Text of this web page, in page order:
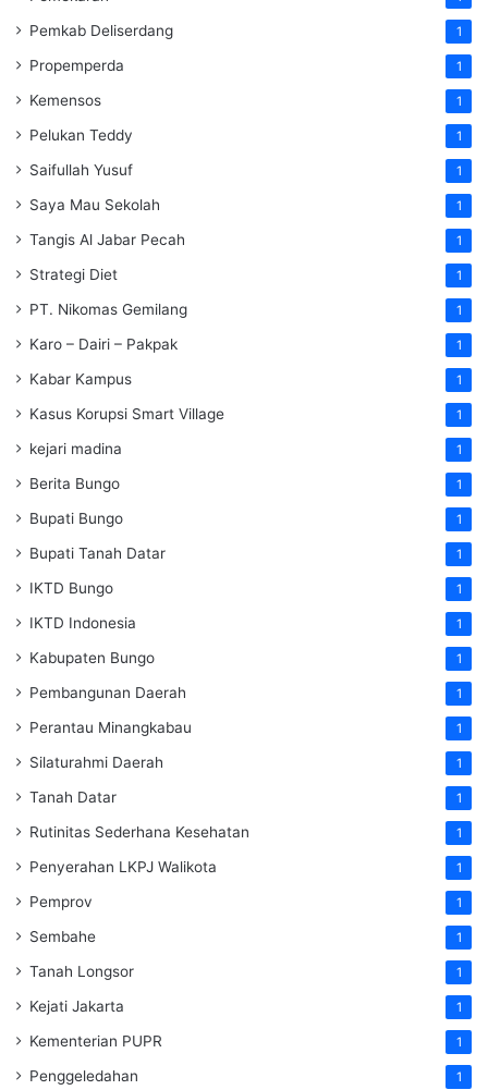
Pemkab Deliserdang 1
Propemperda 1
Kemensos 1
Pelukan Teddy 1
Saifullah Yusuf 1
Saya Mau Sekolah 1
Tangis Al Jabar Pecah 1
Strategi Diet 1
PT. Nikomas Gemilang 1
Karo – Dairi – Pakpak 1
Kabar Kampus 1
Kasus Korupsi Smart Village 1
kejari madina 1
Berita Bungo 1
Bupati Bungo 1
Bupati Tanah Datar 1
IKTD Bungo 1
IKTD Indonesia 1
Kabupaten Bungo 1
Pembangunan Daerah 1
Perantau Minangkabau 1
Silaturahmi Daerah 1
Tanah Datar 1
Rutinitas Sederhana Kesehatan 1
Penyerahan LKPJ Walikota 1
Pemprov 1
Sembahe 1
Tanah Longsor 1
Kejati Jakarta 1
Kementerian PUPR 1
Penggeledahan 1